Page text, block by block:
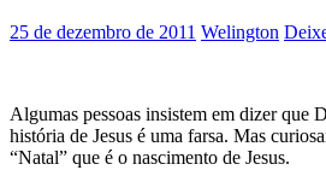
25 de dezembro de 2011 Welington
Algumas pessoas insistem em dizer que
história de Jesus é uma farsa. Mas
“Natal” que é o nascimento de Jesus.